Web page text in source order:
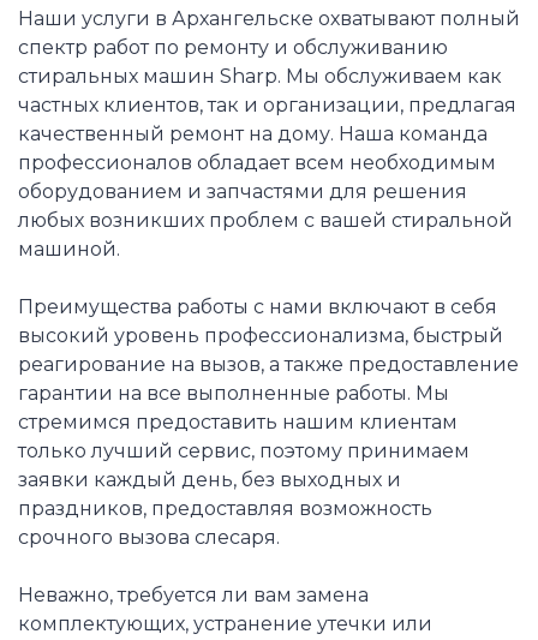
Наши услуги в Архангельске охватывают полный
спектр работ по ремонту и обслуживанию
стиральных машин Sharp. Мы обслуживаем как
частных клиентов, так и организации, предлагая
качественный ремонт на дому. Наша команда
профессионалов обладает всем необходимым
оборудованием и запчастями для решения
любых возникших проблем с вашей стиральной
машиной.
Преимущества работы с нами включают в себя
высокий уровень профессионализма, быстрый
реагирование на вызов, а также предоставление
гарантии на все выполненные работы. Мы
стремимся предоставить нашим клиентам
только лучший сервис, поэтому принимаем
заявки каждый день, без выходных и
праздников, предоставляя возможность
срочного вызова слесаря.
Неважно, требуется ли вам замена
комплектующих, устранение утечки или